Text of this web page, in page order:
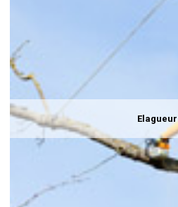
Elagueur